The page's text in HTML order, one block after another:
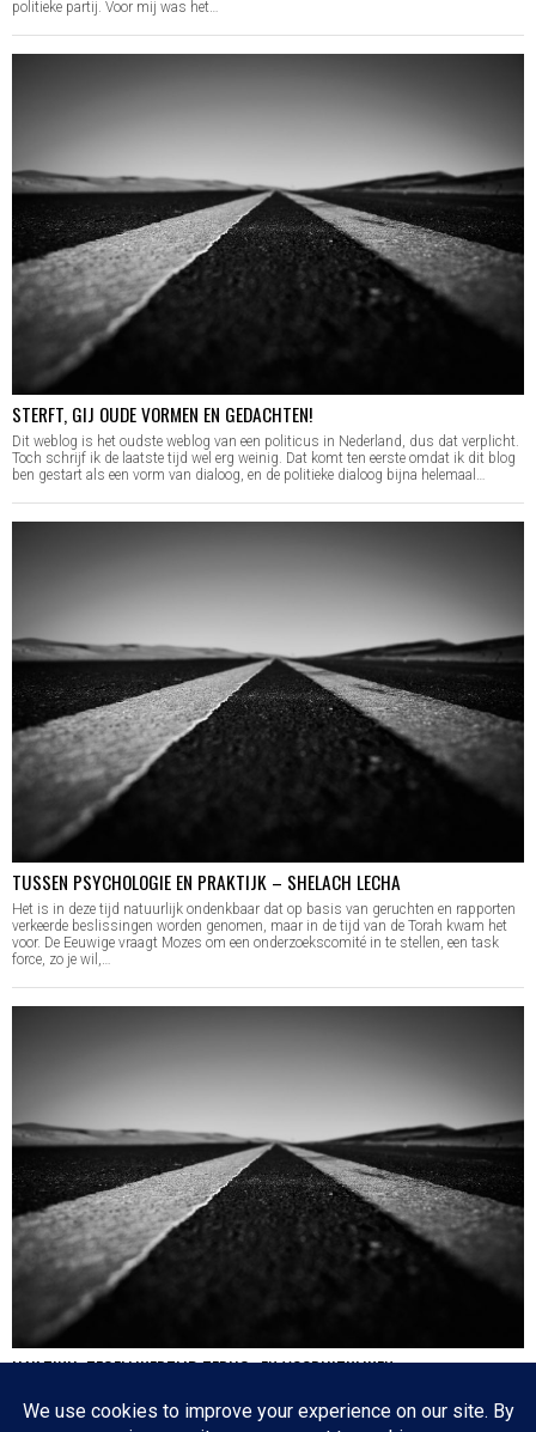
politieke partij. Voor mij was het…
STERFT, GIJ OUDE VORMEN EN GEDACHTEN!
Dit weblog is het oudste weblog van een politicus in Nederland, dus dat verplicht.
Toch schrijf ik de laatste tijd wel erg weinig. Dat komt ten eerste omdat ik dit blog
ben gestart als een vorm van dialoog, en de politieke dialoog bijna helemaal…
TUSSEN PSYCHOLOGIE EN PRAKTIJK – SHELACH LECHA
Het is in deze tijd natuurlijk ondenkbaar dat op basis van geruchten en rapporten
verkeerde beslissingen worden genomen, maar in de tijd van de Torah kwam het
voor. De Eeuwige vraagt Mozes om een onderzoekscomité in te stellen, een task
force, zo je wil,…
HA’AZINU: TEGELIJKERTIJD TERUG- EN VOORUITKIJKEN
oktober 2020 begonnen: de eerste parasja van het jaar. Het zijn dagen die
tegenstrijdige emoties oproepen: aan de ene kant lezen we over de laatste dagen